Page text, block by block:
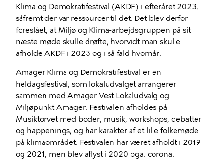
Klima og Demokratifestival (AKDF) i efteråret 2023,
såfremt der var ressourcer til det. Det blev derfor
foreslået, at Miljø og Klima-arbejdsgruppen på sit
næste møde skulle drøfte, hvorvidt man skulle
afholde AKDF i 2023 og i så fald hvornår.
Amager Klima og Demokratifestival er en
heldagsfestival, som lokaludvalget arrangerer
sammen med Amager Vest Lokaludvalg og
Miljøpunkt Amager. Festivalen afholdes på
Musiktorvet med boder, musik, workshops, debatter
og happenings, og har karakter af et lille folkemøde
på klimaområdet. Festivalen har været afholdt i 2019
og 2021, men blev aflyst i 2020 pga. corona.